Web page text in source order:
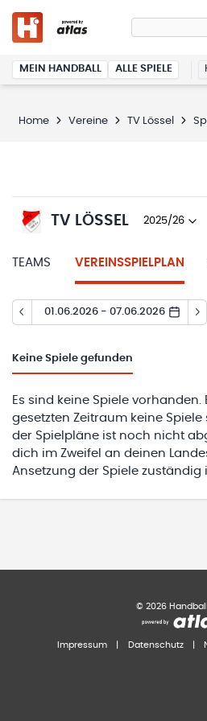
MEIN HANDBALL ALLE SPIELE
Home Vereine TV Lössel
TV LÖSSEL 2025/26
TEAMS VEREINSSPIELPLAN
01.06.2026 - 07.06.2026
Keine Spiele gefunden
Es sind keine Spiele
gesetzten Zeitraum keine
der Spielpläne ist noch nicht
dich im Zweifel an deinen
Ansetzung der Spiele zuständig
© 2026
Impressum Datenschutz